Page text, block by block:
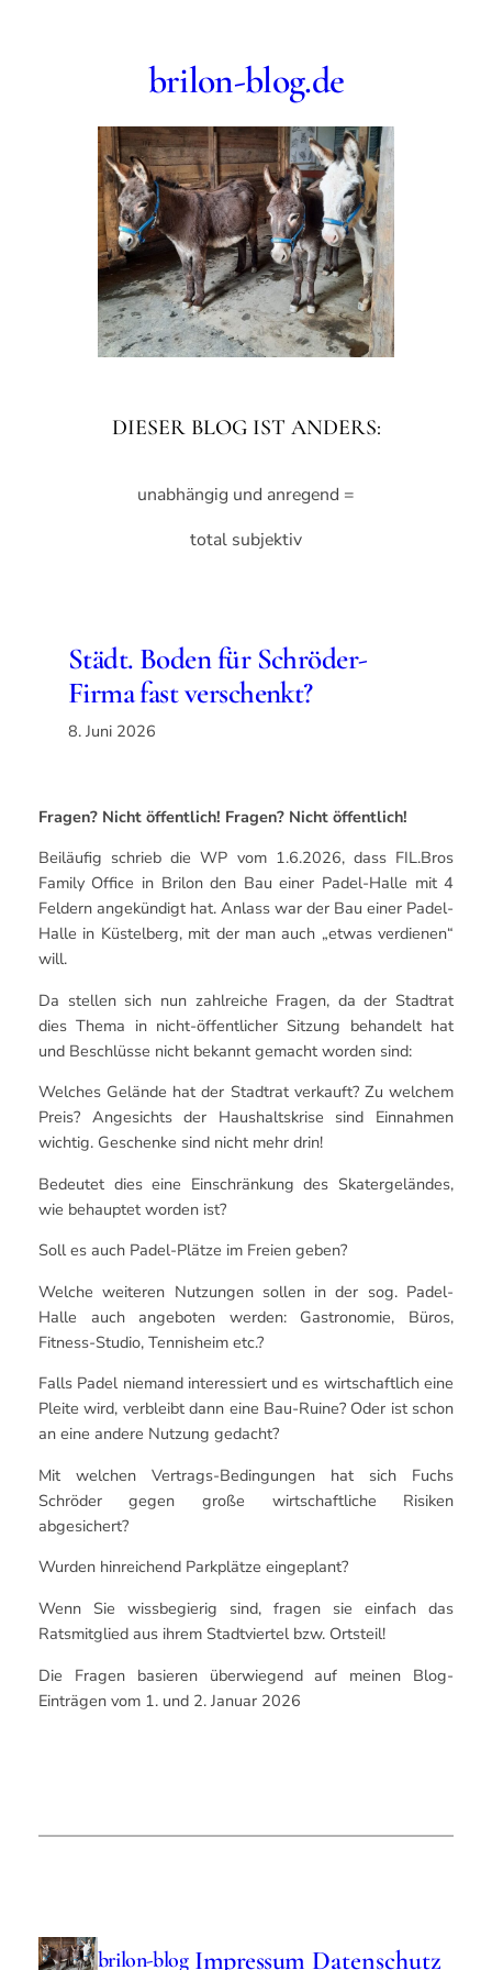
brilon-blog.de
DIESER BLOG IST ANDERS:
unabhängig und anregend =
total subjektiv
Städt. Boden für Schröder-
Firma fast verschenkt?
8. Juni 2026
Fragen? Nicht öffentlich! Fragen? Nicht öffentlich!
Beiläufig schrieb die WP vom 1.6.2026, dass FIL.Bros
Family Office in Brilon den Bau einer Padel-Halle mit 4
Feldern angekündigt hat. Anlass war der Bau einer Padel-
Halle in Küstelberg, mit der man auch „etwas verdienen“
will.
Da stellen sich nun zahlreiche Fragen, da der Stadtrat
dies Thema in nicht-öffentlicher Sitzung behandelt hat
und Beschlüsse nicht bekannt gemacht worden sind:
Welches Gelände hat der Stadtrat verkauft? Zu welchem
Preis? Angesichts der Haushaltskrise sind Einnahmen
wichtig. Geschenke sind nicht mehr drin!
Bedeutet dies eine Einschränkung des Skatergeländes,
wie behauptet worden ist?
Soll es auch Padel-Plätze im Freien geben?
Welche weiteren Nutzungen sollen in der sog. Padel-
Halle auch angeboten werden: Gastronomie, Büros,
Fitness-Studio, Tennisheim etc.?
Falls Padel niemand interessiert und es wirtschaftlich eine
Pleite wird, verbleibt dann eine Bau-Ruine? Oder ist schon
an eine andere Nutzung gedacht?
Mit welchen Vertrags-Bedingungen hat sich Fuchs
Schröder gegen große wirtschaftliche Risiken
abgesichert?
Wurden hinreichend Parkplätze eingeplant?
Wenn Sie wissbegierig sind, fragen sie einfach das
Ratsmitglied aus ihrem Stadtviertel bzw. Ortsteil!
Die Fragen basieren überwiegend auf meinen Blog-
Einträgen vom 1. und 2. Januar 2026
brilon-blog Impressum Datenschutz